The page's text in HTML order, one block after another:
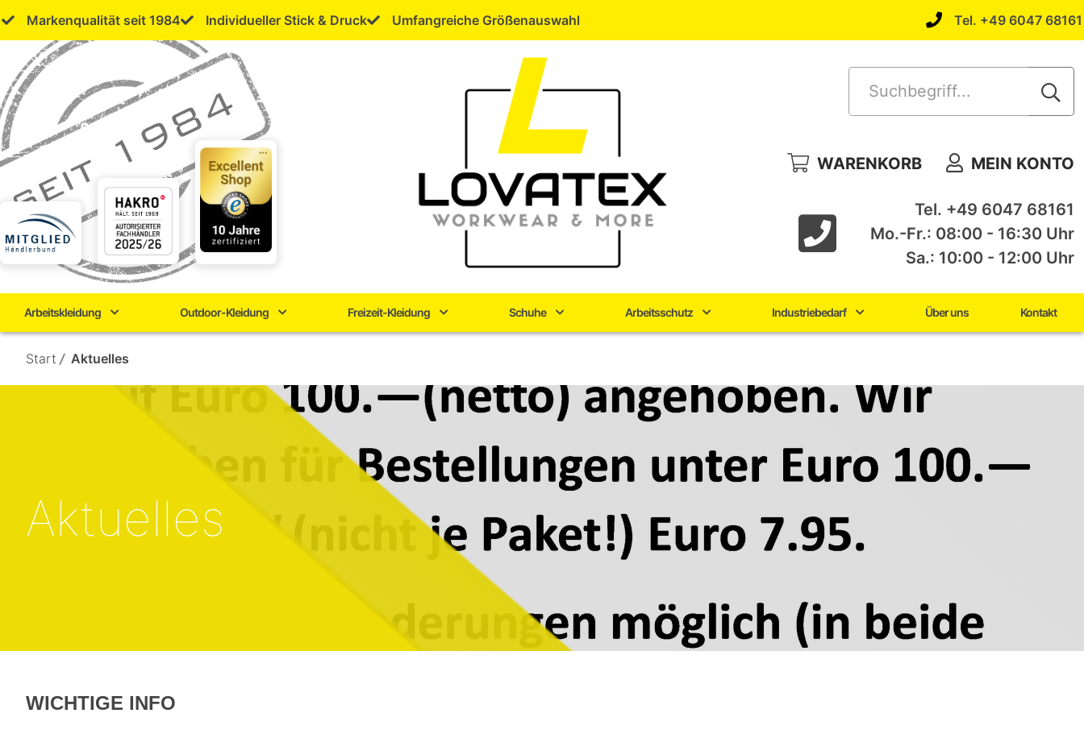
to
content
Markenqualität seit 1984 Individueller Stick & Druck Umfangreiche Größenauswahl Tel. +49 6047 68161
Suchbegriff...
WARENKORB MEIN KONTO
Tel. +49 6047 68161
Mo.-Fr.: 08:00 - 16:30 Uhr
Sa.: 10:00 - 12:00 Uhr
Arbeitskleidung Outdoor-Kleidung Freizeit-Kleidung Schuhe Arbeitsschutz Industriebedarf Über uns Kontakt
Start / Aktuelles
Aktuelles
WICHTIGE INFO